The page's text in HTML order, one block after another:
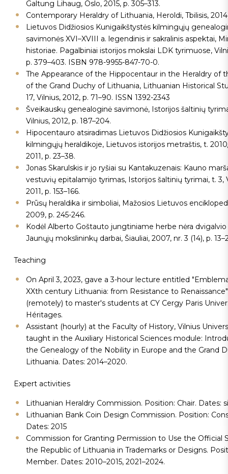
Galtung Lihaug, Oslo, 2015, p. 305–313.
Contemporary Heraldry of Lithuania, Heroldi, Tbilisis,
Lietuvos Didžiosios Kunigaikštystės kilmingųjų
savimonės XVI–XVIII a. legendinis ir sakralinis aspektai,
historiae. Pagalbiniai istorijos mokslai LDK tyrimuose,
p. 379–403. ISBN 978-9955-847-70-0.
The Appearance of the Hippocentaur in the Heraldry of
of the Grand Duchy of Lithuania, Lithuanian Historical
17, Vilnius, 2012, p. 71–90. ISSN 1392-2343
Šveikauskų genealoginė savimonė, Istorijos šaltinių
Vilnius, 2012, p. 187–204.
Hipocentauro atsiradimas Lietuvos Didžiosios
kilmingųjų heraldikoje, Lietuvos istorijos metraštis, t.
2011, p. 23–38.
Jonas Skarulskis ir jo ryšiai su Kantakuzenais: Kauno
vestuvių epitalamijo tyrimas, Istorijos šaltinių tyrimai, t. 3,
2011, p. 153–166.
Prūsų heraldika ir simboliai, Mažosios Lietuvos
2009, p. 245-246.
Kodėl Alberto Goštauto jungtiniame herbe nėra dvigalvio
Jaunųjų mokslininkų darbai, Šiauliai, 2007, nr. 3 (14), p.
Teaching
On April 3, 2023, gave a 3-hour lecture entitled
XXth century Lithuania: from Resistance to Renaissance"
(remotely) to master's students at CY Cergy Paris
Héritages.
Assistant (hourly) at the Faculty of History, Vilnius
taught in the Auxiliary Historical Sciences module:
the Genealogy of the Nobility in Europe and the Grand
Lithuania. Dates: 2014–2020.
Expert activities
Lithuanian Heraldry Commission. Position: Chair. Dates:
Lithuanian Bank Coin Design Commission. Position:
Dates: 2015
Commission for Granting Permission to Use the Official
the Republic of Lithuania in Trademarks or Designs.
Member. Dates: 2010–2015, 2021–2024.